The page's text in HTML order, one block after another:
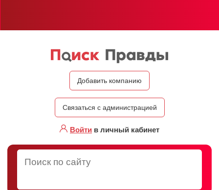
Добавить компанию
Связаться с администрацией
Войти в личный кабинет